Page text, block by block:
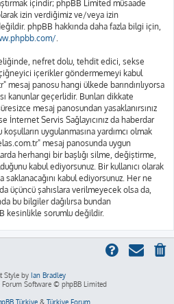
içindir; phpBB Limited müsaade
izin verdiğimiz ve/veya izin
phpBB hakkında daha fazla bilgi için,
.
nefret dolu, tehdit edici, sekse
içerikler göndermemeyi kabul
panosu hangi ülkede barındırılıyorsa
kanunlar geçerlidir. Bunları dikkate
mesaj panosundan yasaklanırsınız
İnternet Servis Sağlayıcınız da haberdar
uygulanmasına yardımcı olmak
mesaj panosunda uygun
herhangi bir başlığı silme, değiştirme,
kabul ediyorsunuz. Bir kullanıcı olarak
kabul ediyorsunuz. Her ne
üçüncü şahıslara verilmeyecek olsa da,
bu bilgiler dağılırsa bundan
kesinlikle sorumlu değildir.
Style by Ian Bradley
Software © phpBB Limited
Türkiye& Türkiye Forum